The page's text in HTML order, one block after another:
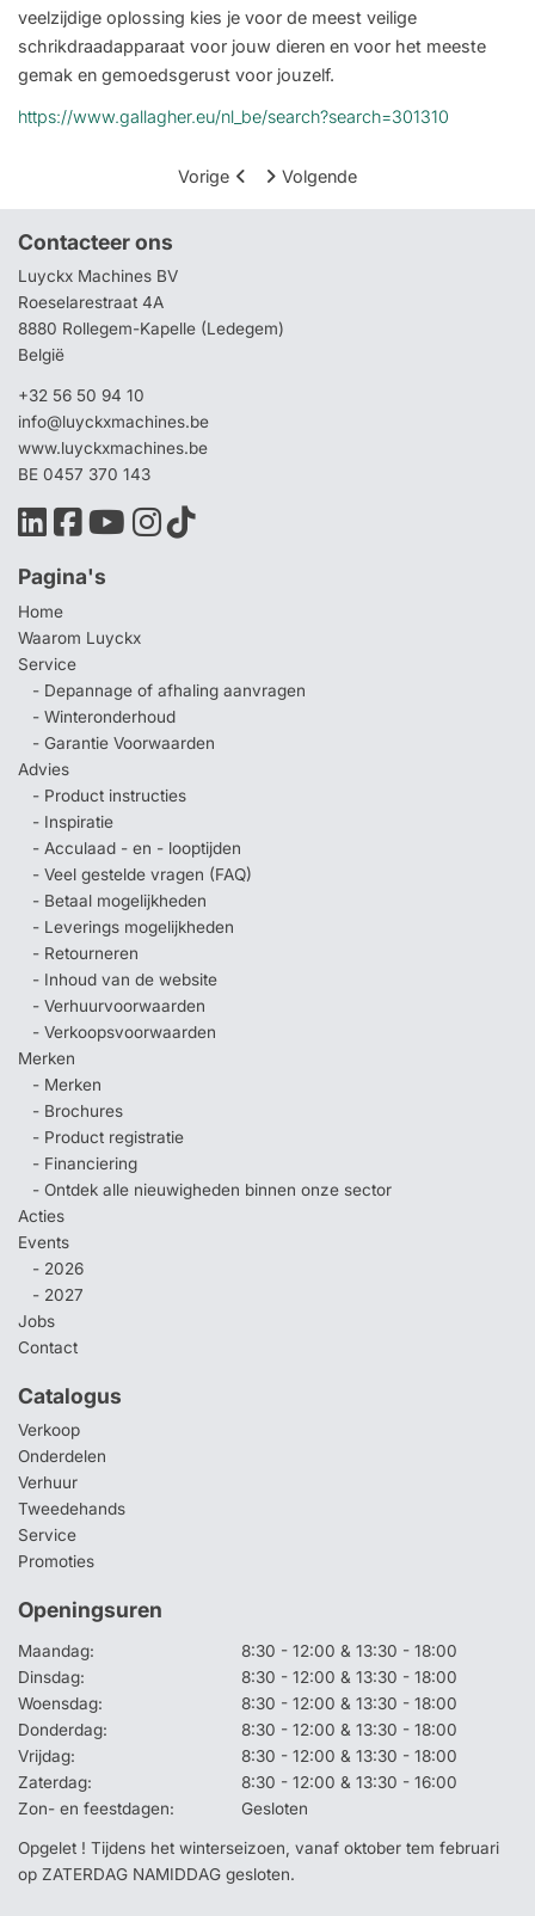
veelzijdige oplossing kies je voor de meest veilige
schrikdraadapparaat voor jouw dieren en voor het meeste
gemak en gemoedsgerust voor jouzelf.
https://www.gallagher.eu/nl_be/search?search=301310
Vorige Volgende
Contacteer ons
Luyckx Machines BV
Roeselarestraat 4A
8880 Rollegem-Kapelle (Ledegem)
België
+32 56 50 94 10
info@luyckxmachines.be
www.luyckxmachines.be
BE 0457 370 143
Pagina's
Home
Waarom Luyckx
Service
- Depannage of afhaling aanvragen
- Winteronderhoud
- Garantie Voorwaarden
Advies
- Product instructies
- Inspiratie
- Acculaad - en - looptijden
- Veel gestelde vragen (FAQ)
- Betaal mogelijkheden
- Leverings mogelijkheden
- Retourneren
- Inhoud van de website
- Verhuurvoorwaarden
- Verkoopsvoorwaarden
Merken
- Merken
- Brochures
- Product registratie
- Financiering
- Ontdek alle nieuwigheden binnen onze sector
Acties
Events
- 2026
- 2027
Jobs
Contact
Catalogus
Verkoop
Onderdelen
Verhuur
Tweedehands
Service
Promoties
Openingsuren
Maandag:
8:30 - 12:00 & 13:30 - 18:00
Dinsdag:
8:30 - 12:00 & 13:30 - 18:00
Woensdag:
8:30 - 12:00 & 13:30 - 18:00
Donderdag:
8:30 - 12:00 & 13:30 - 18:00
Vrijdag:
8:30 - 12:00 & 13:30 - 18:00
Zaterdag:
8:30 - 12:00 & 13:30 - 16:00
Zon- en feestdagen:
Gesloten
Opgelet ! Tijdens het winterseizoen, vanaf oktober tem februari
op ZATERDAG NAMIDDAG gesloten.